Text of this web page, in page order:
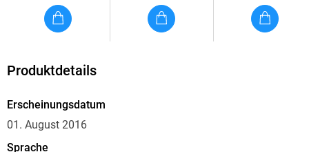
Produktdetails
Erscheinungsdatum
01. August 2016
Sprache